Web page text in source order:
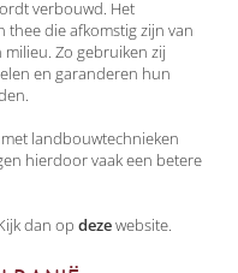
verbouwd. Het
thee die afkomstig zijn van
Zo gebruiken zij
en garanderen hun
landbouwtechnieken
hierdoor vaak een betere
dan op dezewebsite.